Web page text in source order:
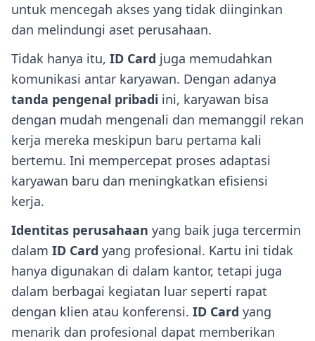
untuk mencegah akses yang tidak diinginkan
dan melindungi aset perusahaan.
Tidak hanya itu, ID Card juga memudahkan
komunikasi antar karyawan. Dengan adanya
tanda pengenal pribadi ini, karyawan bisa
dengan mudah mengenali dan memanggil rekan
kerja mereka meskipun baru pertama kali
bertemu. Ini mempercepat proses adaptasi
karyawan baru dan meningkatkan efisiensi
kerja.
Identitas perusahaan yang baik juga tercermin
dalam ID Card yang profesional. Kartu ini tidak
hanya digunakan di dalam kantor, tetapi juga
dalam berbagai kegiatan luar seperti rapat
dengan klien atau konferensi. ID Card yang
menarik dan profesional dapat memberikan